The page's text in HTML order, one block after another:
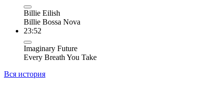
Billie Eilish
Billie Bossa Nova
23:52
Imaginary Future
Every Breath You Take
Вся история